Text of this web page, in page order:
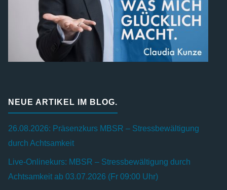
NEUE ARTIKEL IM BLOG.
26.08.2026: Präsenzkurs MBSR – Stressbewältigung
durch Achtsamkeit
Live-Onlinekurs: MBSR – Stressbewältigung durch
Achtsamkeit ab 03.07.2026 (Fr 09:00 Uhr)